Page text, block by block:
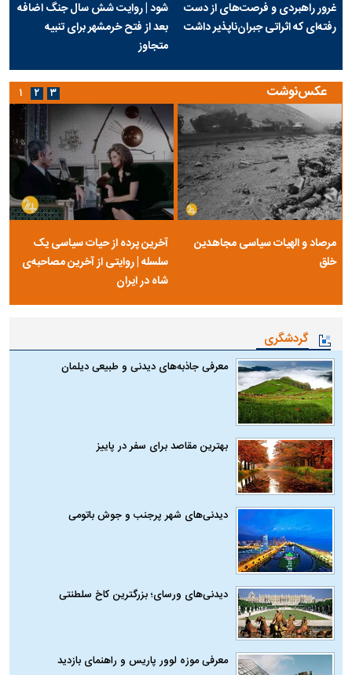
غرور راهبردی و فرصت‌های از دست
رفته‌ای که اثراتی جبران‌ناپذیر داشت
شود | روایت شش سال جنگ اضافه
بعد از فتح خرمشهر برای تنبیه
متجاوز
عکس‌نوشت
مرصاد و الهیات سیاسی مجاهدین
خلق
آخرین پرده از حیات سیاسی یک
سلسله | روایتی از آخرین مصاحبه‌ی
شاه در ایران
۱ ۲ ۳
گردشگری
معرفی جاذبه‌های دیدنی و طبیعی دیلمان
بهترین مقاصد برای سفر در پاییز
دیدنی‌های شهر پرجنب و جوش باتومی
دیدنی‌های ورسای؛ بزرگترین کاخ سلطنتی
معرفی موزه لوور پاریس و راهنمای بازدید